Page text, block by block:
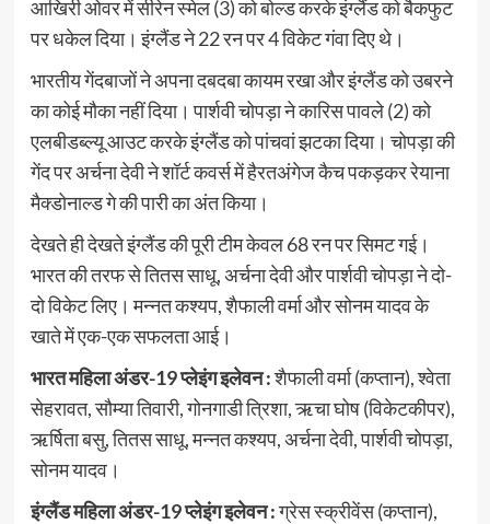
आखिरी ओवर में सीरेन स्‍मेल (3) को बोल्‍ड करके इंग्‍लैंड को बैकफुट
पर धकेल दिया। इंग्‍लैंड ने 22 रन पर 4 विकेट गंवा दिए थे।
भारतीय गेंदबाजों ने अपना दबदबा कायम रखा और इंग्‍लैंड को उबरने
का कोई मौका नहीं दिया। पार्शवी चोपड़ा ने कारिस पावले (2) को
एलबीडब्‍ल्‍यू आउट करके इंग्‍लैंड को पांचवां झटका दिया। चोपड़ा की
गेंद पर अर्चना देवी ने शॉर्ट कवर्स में हैरतअंगेज कैच पकड़कर रेयाना
मैक्‍डोनाल्‍ड गे की पारी का अंत किया।
देखते ही देखते इंग्‍लैंड की पूरी टीम केवल 68 रन पर सिमट गई।
भारत की तरफ से तितस साधू, अर्चना देवी और पार्शवी चोपड़ा ने दो-
दो विकेट लिए। मन्‍नत कश्‍यप, शैफाली वर्मा और सोनम यादव के
खाते में एक-एक सफलता आई।
भारत महिला अंडर-19 प्लेइंग इलेवन :शैफाली वर्मा (कप्तान), श्वेता
सेहरावत, सौम्या तिवारी, गोनगाडी त्रिशा, ऋचा घोष (विकेटकीपर),
ऋर्षिता बसु, तितस साधू, मन्नत कश्यप, अर्चना देवी, पार्शवी चोपड़ा,
सोनम यादव।
इंग्लैंड महिला अंडर-19 प्लेइंग इलेवन :ग्रेस स्‍क्रीवेंस (कप्तान),